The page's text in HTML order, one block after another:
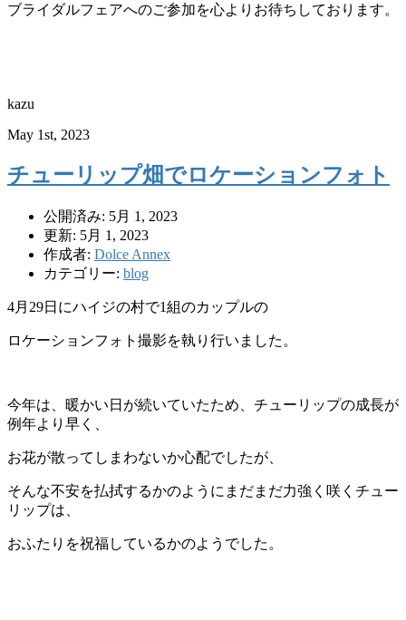
ブライダルフェアへのご参加を心よりお待ちしております。
kazu
May 1st, 2023
チューリップ畑でロケーションフォト
公開済み: 5月 1, 2023
更新: 5月 1, 2023
作成者: Dolce Annex
カテゴリー: blog
4月29日にハイジの村で1組のカップルの
ロケーションフォト撮影を執り行いました。
今年は、暖かい日が続いていたため、チューリップの成長が
例年より早く、
お花が散ってしまわないか心配でしたが、
そんな不安を払拭するかのようにまだまだ力強く咲くチュー
リップは、
おふたりを祝福しているかのようでした。